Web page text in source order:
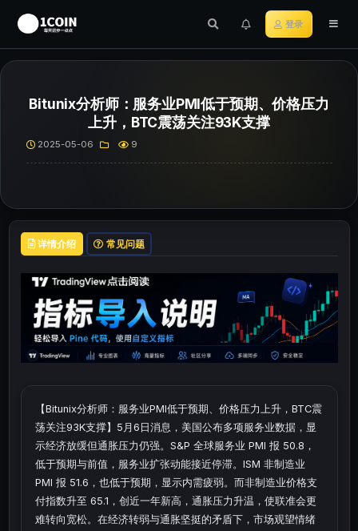
登录
Bitunix分析师：服务业PMI低于预期、价格压力
上升，BTC震荡关注93K支撑
2025-05-06 9
详情介绍 常见问题
【Bitunix分析师：服务业PMI低于预期、价格压力上升，BTC震
荡关注93K支撑】5月6日消息，美国公布多项服务业数据，显
示经济放缓但通胀压力仍强。S&P 全球服务业 PMI 报 50.8，
低于预期与前值，服务业扩张动能接近停滞。ISM 非制造业
PMI 报 51.6，也低于预期，显示内需疲弱。而非制造业价格支
付指数升至 65.1，创近一年新高，通胀压力升温，使联准会更
难转向宽松。在经济转弱与通胀坚挺的矛盾下，市场观望情绪